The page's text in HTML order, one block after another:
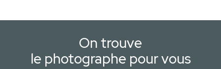
On trouve
le photographe pour vous